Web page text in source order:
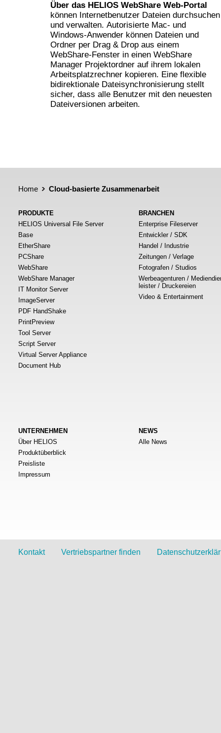
Über das HELIOS WebShare Web-Portal
können Internetbenutzer Dateien durchsuchen
und verwalten. Autorisierte Mac- und
Windows-Anwender können Dateien und
Ordner per Drag & Drop aus einem
WebShare-Fenster in einen WebShare
Manager Projektordner auf ihrem lokalen
Arbeitsplatzrechner kopieren. Eine flexible
bidirektionale Dateisynchronisierung stellt
sicher, dass alle Benutzer mit den neuesten
Dateiversionen arbeiten.
Home Cloud-basierte Zusammenarbeit
PRODUKTE
HELIOS Universal File Server
Base
EtherShare
PCShare
WebShare
WebShare Manager
IT Monitor Server
ImageServer
PDF HandShake
PrintPreview
Tool Server
Script Server
Virtual Server Appliance
Document Hub
BRANCHEN
Enterprise Fileserver
Entwickler / SDK
Handel / Industrie
Zeitungen / Verlage
Fotografen / Studios
Werbeagenturen /
leister / Druckereien
Video & Entertainment
UNTERNEHMEN
Über HELIOS
Produktüberblick
Preisliste
Impressum
NEWS
Alle News
Kontakt Vertriebspartner finden